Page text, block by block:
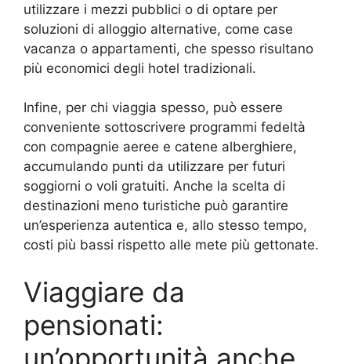
utilizzare i mezzi pubblici o di optare per
soluzioni di alloggio alternative, come case
vacanza o appartamenti, che spesso risultano
più economici degli hotel tradizionali.
Infine, per chi viaggia spesso, può essere
conveniente sottoscrivere programmi fedeltà
con compagnie aeree e catene alberghiere,
accumulando punti da utilizzare per futuri
soggiorni o voli gratuiti. Anche la scelta di
destinazioni meno turistiche può garantire
un’esperienza autentica e, allo stesso tempo,
costi più bassi rispetto alle mete più gettonate.
Viaggiare da
pensionati: